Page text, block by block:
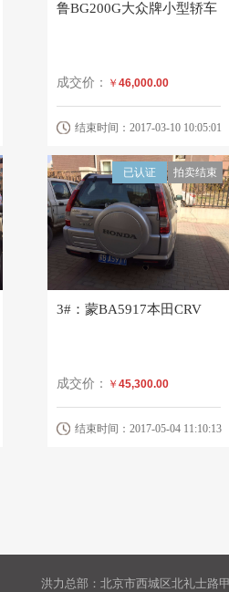
鲁BG200G大众牌小型轿车
成交价： ￥ 46,000.00
结束时间：2017-03-10 10:05:01
拍卖结束
已认证
3#：蒙BA5917本田CRV
成交价： ￥ 45,300.00
结束时间：2017-05-04 11:10:13
洪力总部：北京市西城区北礼士路